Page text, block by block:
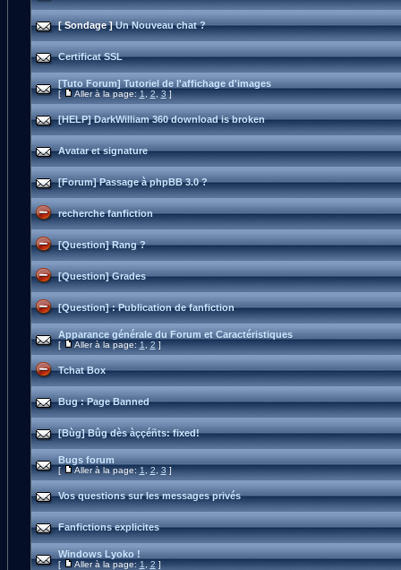
[ Sondage ] Un Nouveau chat ?
Certificat SSL
[Tuto Forum] Tutoriel de l'affichage d'images
[ Aller à la page:1,2,3]
[HELP] DarkWilliam 360 download is broken
Avatar et signature
[Forum] Passage à phpBB 3.0 ?
recherche fanfiction
[Question] Rang ?
[Question] Grades
[Question] : Publication de fanfiction
Apparance générale du Forum et Caractéristiques
[ Aller à la page:1,2]
Tchat Box
Bug : Page Banned
[Bùg] Bûg dès àççéñts: fixed!
Bugs forum
[ Aller à la page:1,2,3]
Vos questions sur les messages privés
Fanfictions explicites
Windows Lyoko !
[ Aller à la page:1,2]